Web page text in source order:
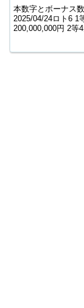
14,616,653円
本数字とボーナス
2025/04/24ロト6 1
200,000,000円 2等4
円 4等9,632口